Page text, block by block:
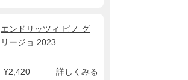
エンドリッツィ ピノ グ
リージョ 2023
¥2,420 詳しくみる